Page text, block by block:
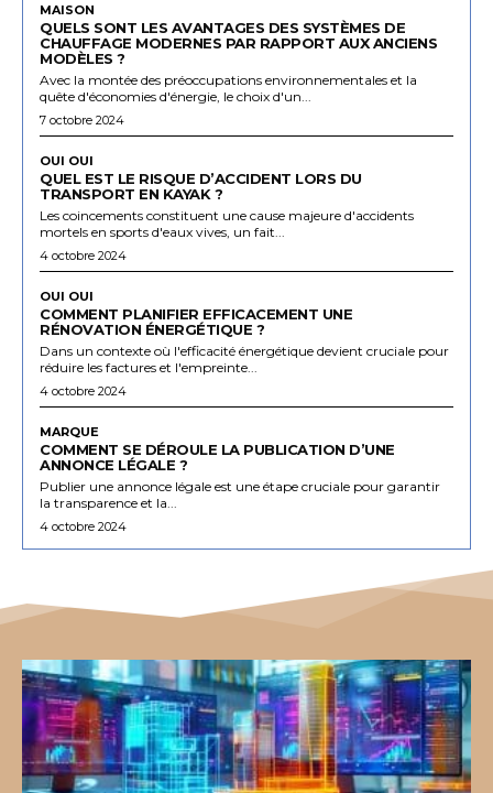
MAISON
QUELS SONT LES AVANTAGES DES SYSTÈMES DE
CHAUFFAGE MODERNES PAR RAPPORT AUX ANCIENS
MODÈLES ?
Avec la montée des préoccupations environnementales et la
quête d'économies d'énergie, le choix d'un...
7 octobre 2024
OUI OUI
QUEL EST LE RISQUE D’ACCIDENT LORS DU
TRANSPORT EN KAYAK ?
Les coincements constituent une cause majeure d'accidents
mortels en sports d'eaux vives, un fait...
4 octobre 2024
OUI OUI
COMMENT PLANIFIER EFFICACEMENT UNE
RÉNOVATION ÉNERGÉTIQUE ?
Dans un contexte où l'efficacité énergétique devient cruciale pour
réduire les factures et l'empreinte...
4 octobre 2024
MARQUE
COMMENT SE DÉROULE LA PUBLICATION D’UNE
ANNONCE LÉGALE ?
Publier une annonce légale est une étape cruciale pour garantir
la transparence et la...
4 octobre 2024